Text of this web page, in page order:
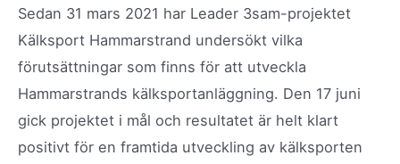
Sedan 31 mars 2021 har Leader 3sam-projektet
Kälksport Hammarstrand undersökt vilka
förutsättningar som finns för att utveckla
Hammarstrands kälksportanläggning. Den 17 juni
gick projektet i mål och resultatet är helt klart
positivt för en framtida utveckling av kälksporten